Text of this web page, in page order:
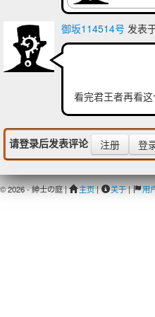
御坂114514号 发表
看完君王者再看
请登录后发表评论 注册 登
© 2026 - 紳士の庭 | 主页| 关于| 用